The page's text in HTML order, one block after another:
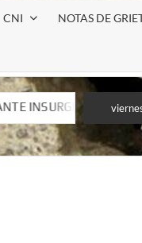
CNI NOTAS DE
A LUIS DE TAVIRA
A LUIS DE TAVIRA